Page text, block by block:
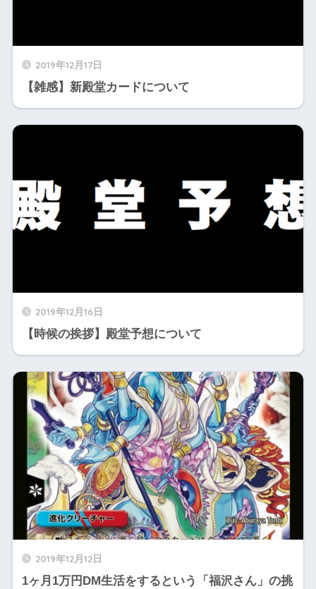
2019年12月17日
【雑感】新殿堂カードについて
2019年12月16日
【時候の挨拶】殿堂予想について
2019年12月12日
1ヶ月1万円DM生活をするという「福沢さん」の挑